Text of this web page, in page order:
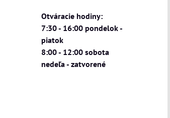
Otváracie hodiny:
7:30 - 16:00 pondelok -
piatok
8:00 - 12:00 sobota
nedeľa - zatvorené